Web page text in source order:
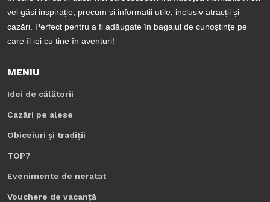
vei găsi inspirație, precum și informații utile, inclusiv atracții și
cazări. Perfect pentru a fi adăugate în bagajul de cunoștințe pe
care îl iei cu tine în aventuri!
MENIU
Idei de călătorii
Cazări pe alese
Obiceiuri și tradiții
TOP7
Evenimente de neratat
Vouchere de vacanță